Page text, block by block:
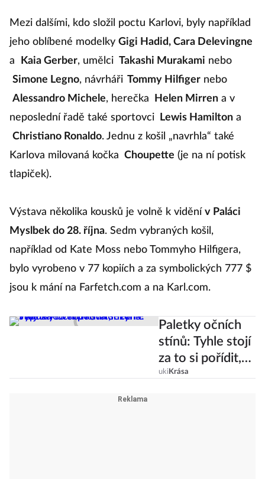
Mezi dalšími, kdo složil poctu Karlovi, byly například
jeho oblíbené modelky Gigi Hadid, Cara Delevingne
a
Kaia Gerber, umělci Takashi Murakami nebo
Simone Legno, návrháři Tommy Hilfiger nebo
Alessandro Michele, herečka Helen Mirren a v
neposlední řadě také sportovci
Lewis Hamiltona
Christiano Ronaldo. Jednu z košil „navrhla“ také
Karlova milovaná kočka Choupette (je na ní potisk
tlapiček).
Výstava několika kousků je volně k vidění v Paláci
Myslbek do 28. října. Sedm vybraných košil,
například od Kate Moss nebo Tommyho Hilfigera,
bylo vyrobeno v 77 kopiích a za symbolických 777 $
jsou k mání na Farfetch.com a na Karl.com.
Paletky očních
stínů: Tyhle stojí
za to si pořídit,
než vypukne
uki Krása